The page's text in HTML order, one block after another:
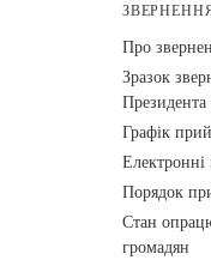
Про
Зразок
Президента
Графік
Електронні
Порядок
Стан
громадян